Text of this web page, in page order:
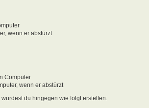
wenn er abstürzt
Computer
wenn er abstürzt
du hingegen wie folgt erstellen: